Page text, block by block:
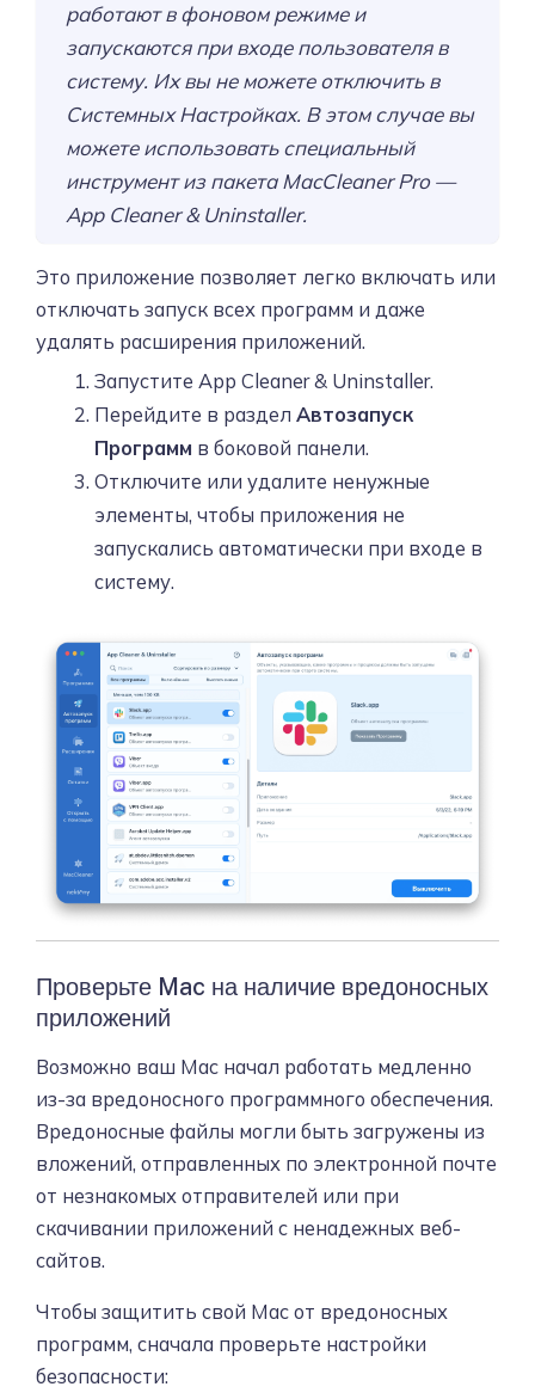
работают в фоновом режиме и
запускаются при входе пользователя в
систему. Их вы не можете отключить в
Системных Настройках. В этом случае вы
можете использовать специальный
инструмент из пакета MacCleaner Pro —
App Cleaner & Uninstaller.
Это приложение позволяет легко включать или
отключать запуск всех программ и даже
удалять расширения приложений.
Запустите App Cleaner & Uninstaller.
Перейдите в разделАвтозапуск
Программ в боковой панели.
Отключите или удалите ненужные
элементы, чтобы приложения не
запускались автоматически при входе в
систему.
Проверьте Mac на наличие вредоносных
приложений
Возможно ваш Mac начал работать медленно
из-за вредоносного программного обеспечения.
Вредоносные файлы могли быть загружены из
вложений, отправленных по электронной почте
от незнакомых отправителей или при
скачивании приложений с ненадежных веб-
сайтов.
Чтобы защитить свой Mac от вредоносных
программ, сначала проверьте настройки
безопасности: